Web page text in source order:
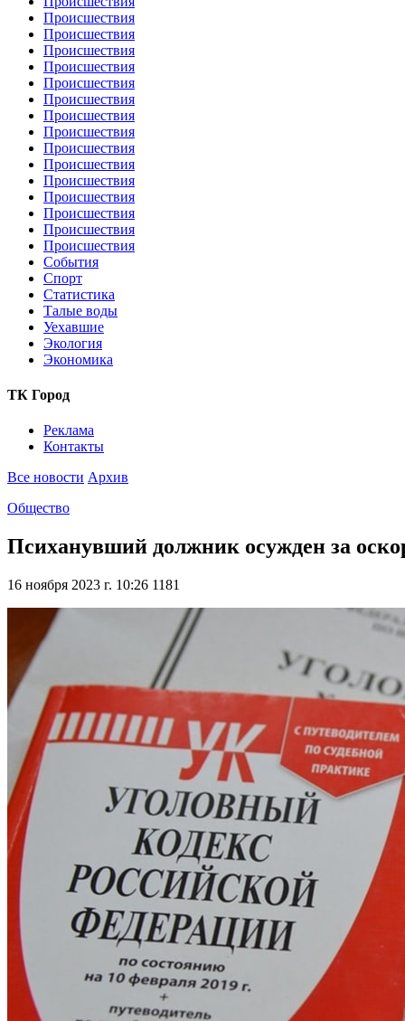
Происшествия
Происшествия
Происшествия
Происшествия
Происшествия
Происшествия
Происшествия
Происшествия
Происшествия
Происшествия
Происшествия
Происшествия
Происшествия
Происшествия
Происшествия
События
Спорт
Статистика
Талые воды
Уехавшие
Экология
Экономика
ТК Город
Реклама
Контакты
Все новости Архив
Общество
Психанувший должник осужден за
16 ноября 2023 г. 10:26 1181